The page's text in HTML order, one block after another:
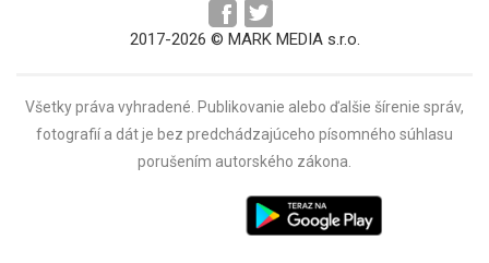
2017-2026 © MARK MEDIA s.r.o.
Všetky práva vyhradené. Publikovanie alebo ďalšie šírenie správ,
fotografií a dát je bez predchádzajúceho písomného súhlasu
porušením autorského zákona.